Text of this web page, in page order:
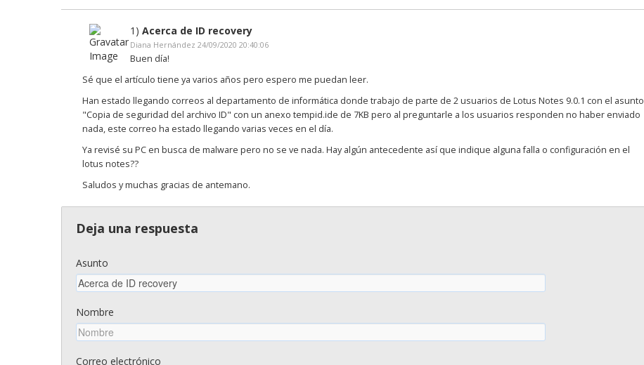
1) Acerca de ID recovery
Diana Hernández 24/09/2020 20:40:06
Buen día!
Sé que el artículo tiene ya varios años pero espero me puedan leer.
Han estado llegando correos al departamento de informática donde trabajo de parte de 2 usuarios de Lotus Notes 9.0.1 con el asunto
"Copia de seguridad del archivo ID" con un anexo tempid.ide de 7KB pero al preguntarle a los usuarios responden no haber enviado
nada, este correo ha estado llegando varias veces en el día.
Ya revisé su PC en busca de malware pero no se ve nada. Hay algún antecedente así que indique alguna falla o configuración en el
lotus notes??
Saludos y muchas gracias de antemano.
Deja una respuesta
Asunto
Nombre
Correo electrónico